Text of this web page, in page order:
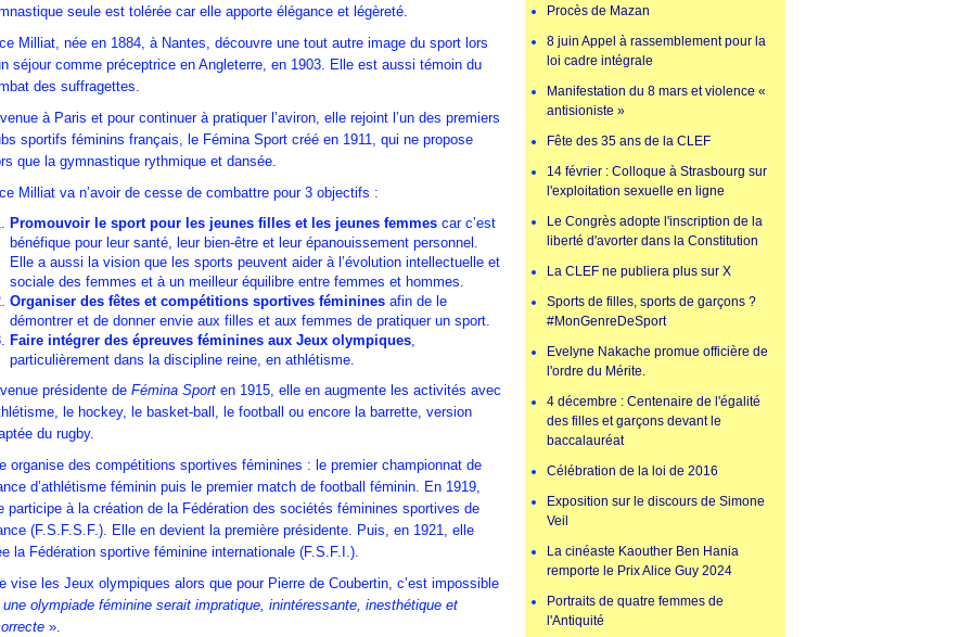
seule est tolérée car elle apporte élégance et légèreté.
Milliat, née en 1884, à Nantes, découvre une tout autre image du sport lors
séjour comme préceptrice en Angleterre, en 1903. Elle est aussi témoin du
des suffragettes.
à Paris et pour continuer à pratiquer l’aviron, elle rejoint l’un des premiers
sportifs féminins français, le Fémina Sport créé en 1911, qui ne propose
que la gymnastique rythmique et dansée.
Milliat va n’avoir de cesse de combattre pour 3 objectifs :
Promouvoir le sport pour les jeunes filles et les jeunes femmes car c’est
bénéfique pour leur santé, leur bien-être et leur épanouissement personnel.
Elle a aussi la vision que les sports peuvent aider à l’évolution intellectuelle et
sociale des femmes et à un meilleur équilibre entre femmes et hommes.
Organiser des fêtes et compétitions sportives féminines afin de le
démontrer et de donner envie aux filles et aux femmes de pratiquer un sport.
Faire intégrer des épreuves féminines aux Jeux olympiques,
particulièrement dans la discipline reine, en athlétisme.
présidente de Fémina Sport en 1915, elle en augmente les activités avec
le hockey, le basket-ball, le football ou encore la barrette, version
du rugby.
organise des compétitions sportives féminines : le premier championnat de
d’athlétisme féminin puis le premier match de football féminin. En 1919,
participe à la création de la Fédération des sociétés féminines sportives de
(F.S.F.S.F.). Elle en devient la première présidente. Puis, en 1921, elle
la Fédération sportive féminine internationale (F.S.F.I.).
vise les Jeux olympiques alors que pour Pierre de Coubertin, c’est impossible
une olympiade féminine serait impratique, inintéressante, inesthétique et
».
Procès de Mazan
8 juin Appel à rassemblement pour la
loi cadre intégrale
Manifestation du 8 mars et violence «
antisioniste »
Fête des 35 ans de la CLEF
14 février : Colloque à Strasbourg sur
l'exploitation sexuelle en ligne
Le Congrès adopte l'inscription de la
liberté d'avorter dans la Constitution
La CLEF ne publiera plus sur X
Sports de filles, sports de garçons ?
#MonGenreDeSport
Evelyne Nakache promue officière de
l'ordre du Mérite.
4 décembre : Centenaire de l'égalité
des filles et garçons devant le
baccalauréat
Célébration de la loi de 2016
Exposition sur le discours de Simone
Veil
La cinéaste Kaouther Ben Hania
remporte le Prix Alice Guy 2024
Portraits de quatre femmes de
l'Antiquité